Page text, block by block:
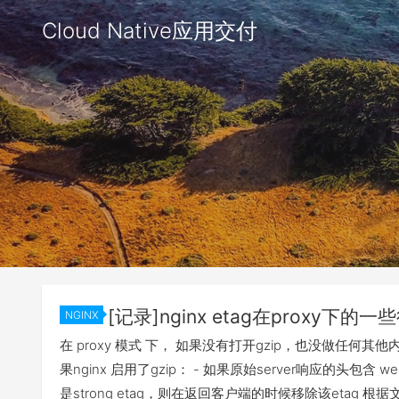
Cloud Native应用交付
NGINX [记录]nginx etag在proxy下的一
在 proxy 模式 下， 如果没有打开gzip，也没做任何其
果nginx 启用了gzip： - 如果原始server响应的头包含
是strong etag，则在返回客户端的时候移除该etag 根据